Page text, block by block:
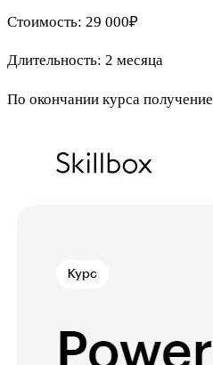
Стоимость: 29 000₽
Длительность: 2 месяца
По окончании курса получение